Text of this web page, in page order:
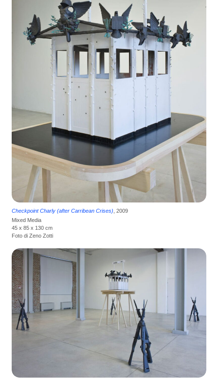
Checkpoint Charly (after Carribean Crises), 2009
Mixed Media
45 x 85 x 130 cm
Foto di Zeno Zotti